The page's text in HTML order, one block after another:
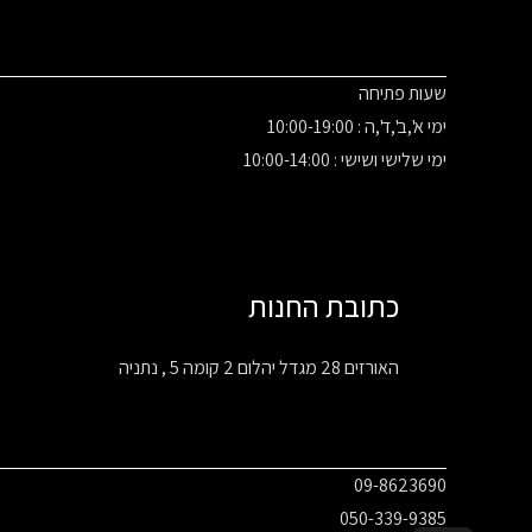
שעות פתיחה
ימי א',ב',ד',ה : 10:00-19:00
ימי שלישי ושישי : 10:00-14:00
כתובת החנות
האורזים 28 מגדל יהלום 2 קומה 5 , נתניה
09-8623690
050-339-9385